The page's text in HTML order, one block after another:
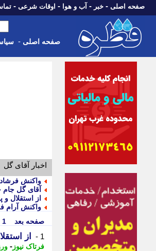
صفحه اصلی - خبر - آب و هوا - اوقات شرعی -
صفحه اصلی -
اخبار آقای گل
واکنش فرشاد
آقای گل جام
از استقلال
واکنش آرام
صفحه بعد
1
1 - از
فرتاک نیوز -